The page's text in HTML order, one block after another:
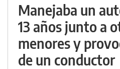
Manejaba un
13 años junto a
menores y
de un conductor